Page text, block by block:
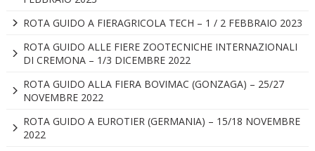
ROTA GUIDO A FIERAGRICOLA TECH – 1 / 2 FEBBRAIO 2023
ROTA GUIDO ALLE FIERE ZOOTECNICHE INTERNAZIONALI
DI CREMONA – 1/3 DICEMBRE 2022
ROTA GUIDO ALLA FIERA BOVIMAC (GONZAGA) – 25/27
NOVEMBRE 2022
ROTA GUIDO A EUROTIER (GERMANIA) – 15/18 NOVEMBRE
2022